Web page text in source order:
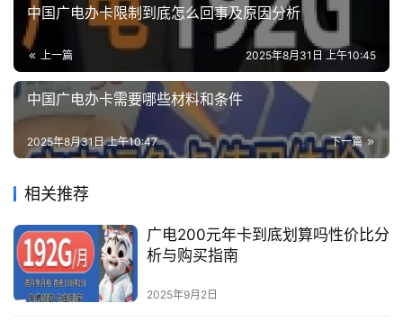
中国广电办卡限制到底怎么回事及原因分析
上一篇 2025年8月31日 上午10:45
中国广电办卡需要哪些材料和条件
下一篇
2025年8月31日 上午10:47
相关推荐
广电200元年卡到底划算吗性价比分
析与购买指南
2025年9月2日